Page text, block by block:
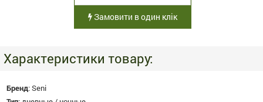
Замовити в один клік
Характеристики товару:
Бренд:Seni